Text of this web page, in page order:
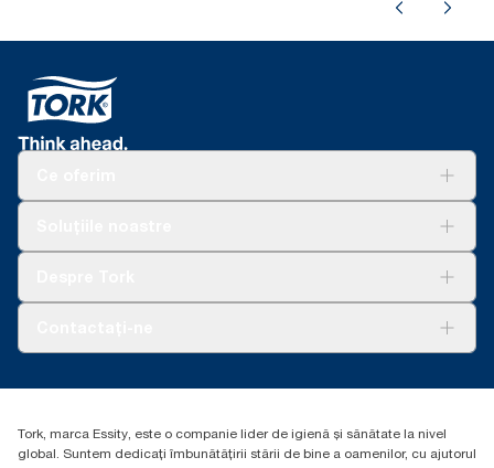
Essity Hungary Kft. Professional Hygiene
Budakeszi út 51.
Tork, marca Essity, este o companie lider de igienă și sănătate la nivel
global. Suntem dedicați îmbunătățirii stării de bine a oamenilor, cu ajutorul